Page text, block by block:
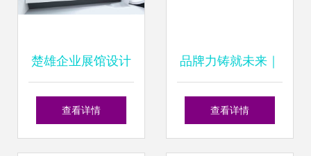
楚雄企业展馆设计
专业策划赋能品牌
查看详情
品牌力铸就未来｜
北京天一恒业管理
查看详情